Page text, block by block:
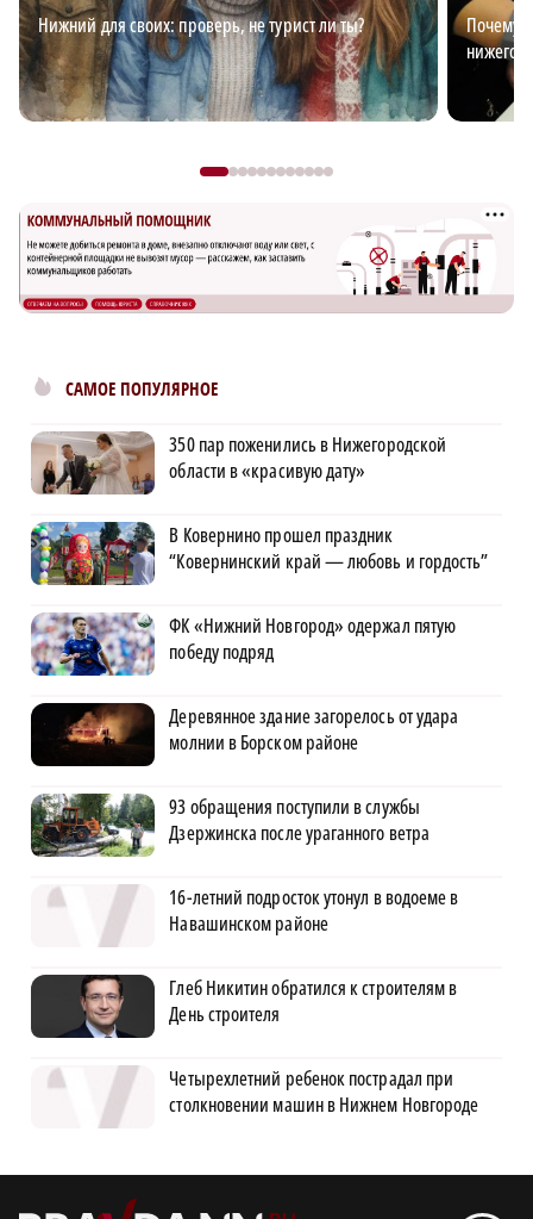
Нижний для своих: проверь, не турист ли ты?
Почему
САМОЕ ПОПУЛЯРНОЕ
350 пар поженились в Нижегородской
области в «красивую дату»
В Ковернино прошел праздник
“Ковернинский край — любовь и гордость”
ФК «Нижний Новгород» одержал пятую
победу подряд
Деревянное здание загорелось от удара
молнии в Борском районе
93 обращения поступили в службы
Дзержинска после ураганного ветра
16-летний подросток утонул в водоеме в
Навашинском районе
Глеб Никитин обратился к строителям в
День строителя
Четырехлетний ребенок пострадал при
столкновении машин в Нижнем Новгороде